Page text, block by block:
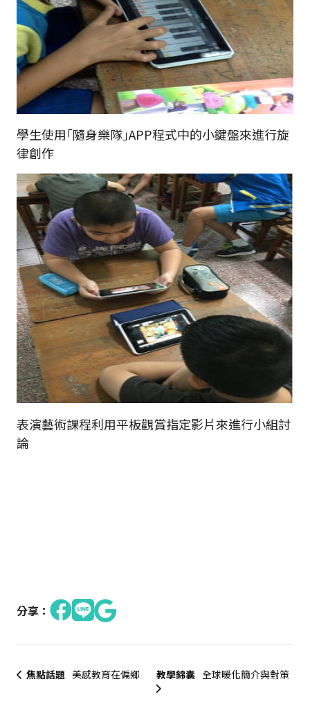
學生使用｢隨身樂隊｣APP程式中的小鍵盤來進行旋
律創作
表演藝術課程利用平板觀賞指定影片來進行小組討
論
分享：
焦點話題 美感教育在偏鄉 教學錦囊 全球暖化簡介與對策